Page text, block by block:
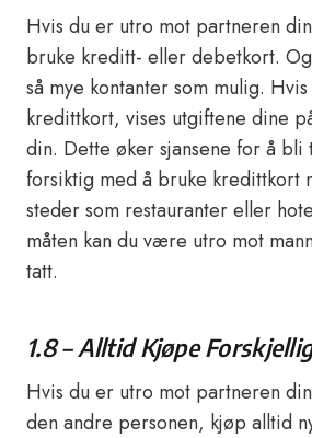
Hvis du er utro mot partneren
bruke kreditt- eller debetkort.
så mye kontanter som mulig.
kredittkort, vises utgiftene dine
din. Dette øker sjansene for å
forsiktig med å bruke kredittkort
steder som restauranter eller
måten kan du være utro mot
tatt.
1.8 – Alltid Kjøpe
Hvis du er utro mot partneren
den andre personen, kjøp alltid